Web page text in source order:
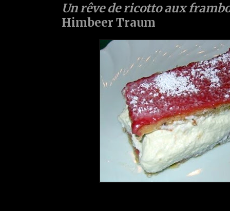
Un rêve de ricotto aux
Himbeer Traum